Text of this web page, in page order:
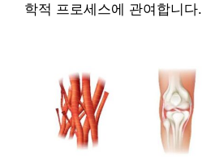
학적 프로세스에 관여합니다.